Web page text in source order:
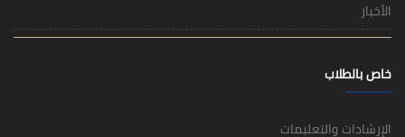
الأخبار
خاص بالطلاب
الإرشادات والتعليمات